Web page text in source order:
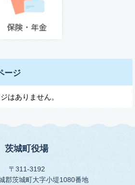
ージ
はありません。
茨城町役場
〒311-3192
郡茨城町大字小堤1080番地